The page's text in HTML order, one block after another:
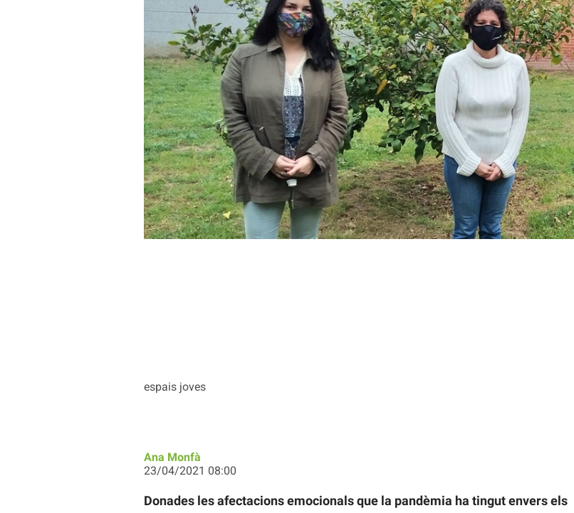
espais joves
Ana Monfà
23/04/2021 08:00
Donades les afectacions emocionals que la pandèmia ha tingut envers els